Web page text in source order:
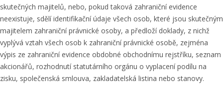
skutečných majitelů, nebo, pokud taková zahraniční evidence
neexistuje, sdělí identifikační údaje všech osob, které jsou skutečným
majitelem zahraniční právnické osoby, a předloží doklady, z nichž
vyplývá vztah všech osob k zahraniční právnické osobě, zejména
výpis ze zahraniční evidence obdobné obchodnímu rejstříku, seznam
akcionářů, rozhodnutí statutárního orgánu o vyplacení podílu na
zisku, společenská smlouva, zakladatelská listina nebo stanovy.